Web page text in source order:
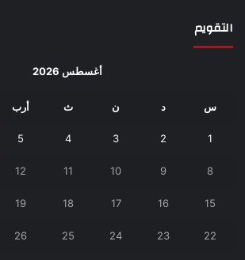
التقويم
أغسطس 2026
س د ن ث أرب
1
2
3
4
5
8
9
10
11
12
15
16
17
18
19
22
23
24
25
26